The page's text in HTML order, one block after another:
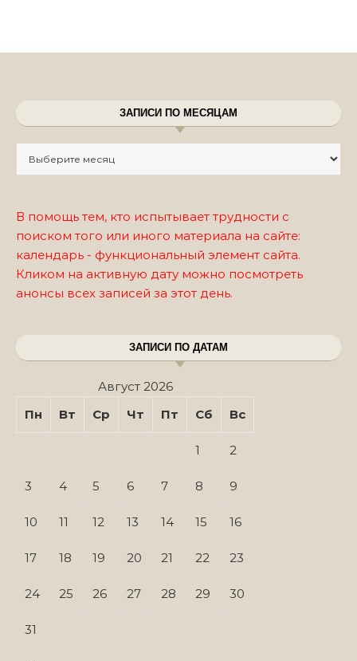
ЗАПИСИ ПО МЕСЯЦАМ
В помощь тем, кто испытывает трудности с
поиском того или иного материала на сайте:
календарь - функциональный элемент сайта.
Кликом на активную дату можно посмотреть
анонсы всех записей за этот день.
ЗАПИСИ ПО ДАТАМ
Август 2026
Пн
Вт Ср Чт Пт Сб Вс
1 2
3 4 5 6 7 8 9
10 11 12 13 14 15 16
17 18 19 20 21 22 23
24 25 26 27 28 29 30
31